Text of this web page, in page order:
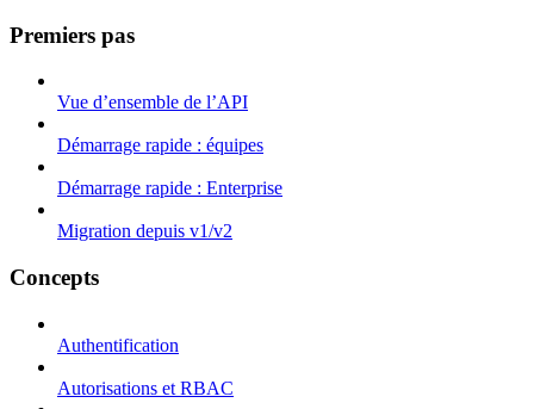
Premiers pas
Vue d’ensemble de l’API
Démarrage rapide : équipes
Démarrage rapide : Enterprise
Migration depuis v1/v2
Concepts
Authentification
Autorisations et RBAC